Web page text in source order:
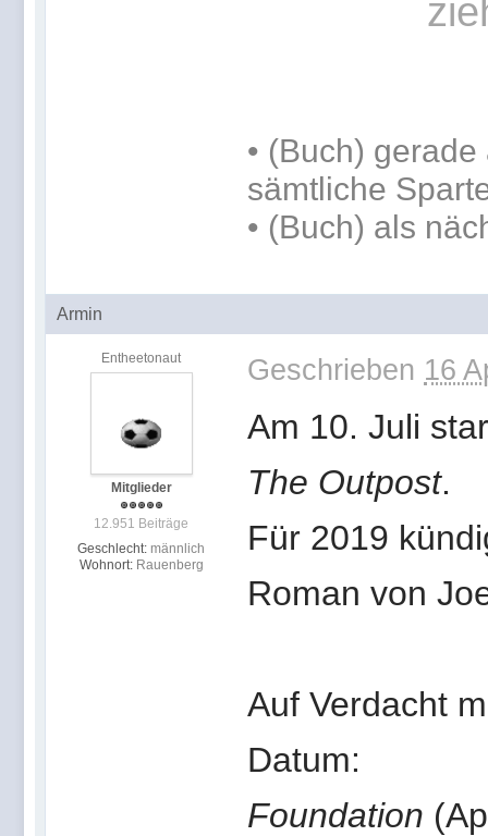
• (Buch) gerade
sämtliche
• (Buch) als
Armin
Entheetonaut
Mitglieder
12.951 Beiträge
Geschlecht: männlich
Wohnort: Rauenberg
Geschrieben 16
Am 10. Juli
The Outpost.
Für 2019
Roman von
Auf Verdacht
Datum:
Foundation